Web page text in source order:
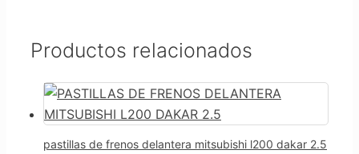
Productos relacionados
pastillas de frenos delantera mitsubishi l200 dakar 2.5